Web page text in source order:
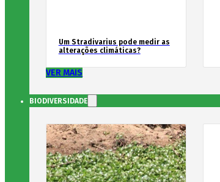
Um Stradivarius pode medir as
alterações climáticas?
VER MAIS
BIODIVERSIDADE